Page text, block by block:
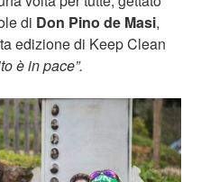
di Don Pino de Masi,
edizione di Keep Clean
è in pace”.